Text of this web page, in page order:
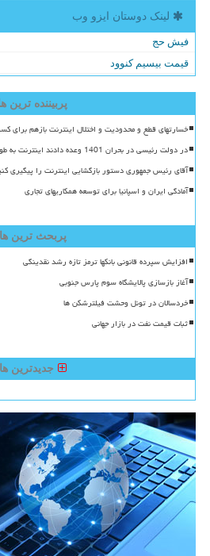
لینک دوستان ایزو وب
فیش حج
قیمت بیسیم کنوود
پربیننده ترین
خسارتهای قطع و محدودیت و اختلال اینترنت بازهم برای
در دولت رئیسی در بحران 1401 وعده دادند اینترنت به طور موقت قطع می شود اما ماندگار شد
آقای رئیس جمهوری دستور بازگشایی اینترنت را پیگیری
آمادگی ایران و اسپانیا برای توسعه همکاریهای تجاری
پربحث ترین ها
افزایش سپرده قانونی بانکها ترمز تازه رشد نقدینگی
آغاز بازسازی پالایشگاه سوم پارس جنوبی
خردسالان در تونل وحشت فیلترشکن ها
ثبات قیمت نفت در بازار جهانی
جدیدترین ها